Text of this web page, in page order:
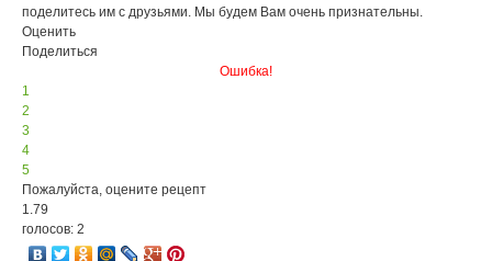
поделитесь им с друзьями. Мы будем Вам очень признательны.
Оценить
Поделиться
Ошибка!
1
2
3
4
5
Пожалуйста, оцените рецепт
1.79
голосов: 2